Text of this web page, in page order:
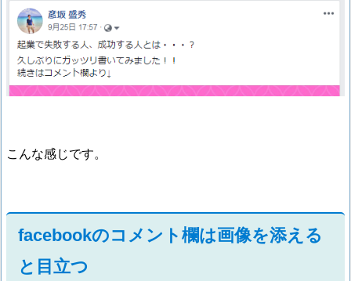
こんな感じです。
facebookのコメント欄は画像を添える
と目立つ